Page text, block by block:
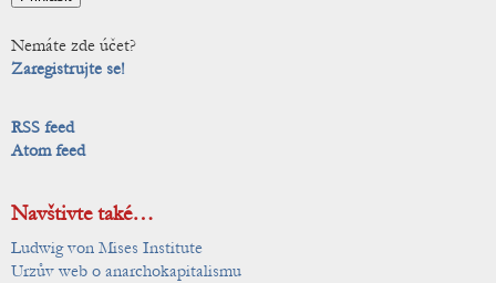
Nemáte zde účet?
Zaregistrujte se!
RSS feed
Atom feed
Navštivte také…
Ludwig von Mises Institute
Urzův web o anarchokapitalismu